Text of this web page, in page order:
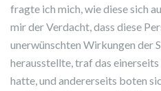
fragte ich mich, wie diese sich
mir der Verdacht, dass diese
unerwünschten Wirkungen der
herausstellte, traf das einerseits
hatte, und andererseits boten